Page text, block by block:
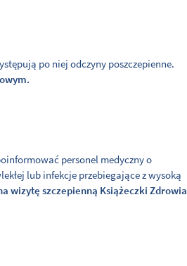
po niej odczyny poszczepienne.
personel medyczny o
lub infekcje przebiegające z wysoką
wizytę szczepienną Książeczki Zdrowia